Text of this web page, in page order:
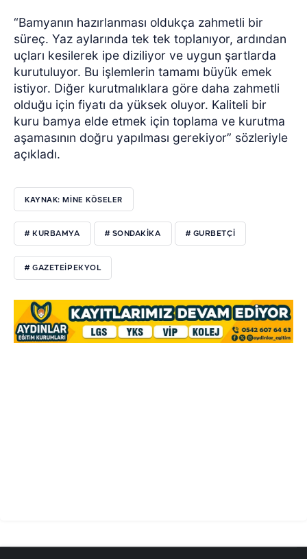
“Bamyanın hazırlanması oldukça zahmetli bir
süreç. Yaz aylarında tek tek toplanıyor, ardından
uçları kesilerek ipe diziliyor ve uygun şartlarda
kurutuluyor. Bu işlemlerin tamamı büyük emek
istiyor. Diğer kurutmalıklara göre daha zahmetli
olduğu için fiyatı da yüksek oluyor. Kaliteli bir
kuru bamya elde etmek için toplama ve kurutma
aşamasının doğru yapılması gerekiyor” sözleriyle
açıkladı.
KAYNAK: MİNE KÖSELER
# KURBAMYA # SONDAKIKA # GURBETÇI
# GAZETEIPEKYOL